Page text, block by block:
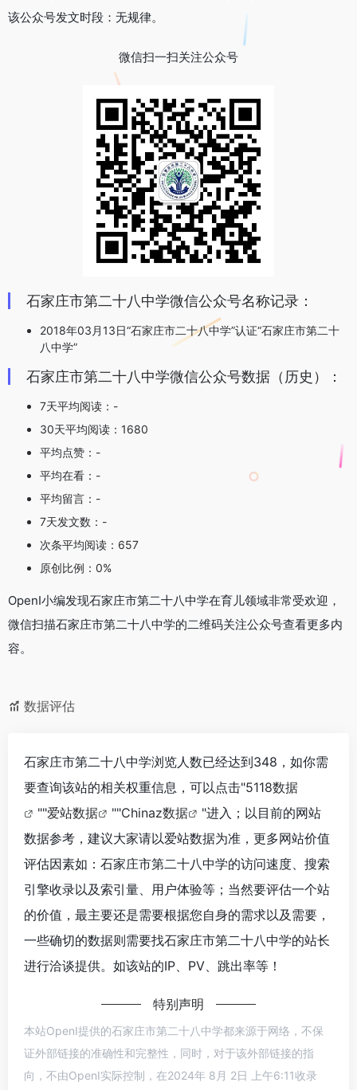
该公众号发文时段：无规律。
微信扫一扫关注公众号
石家庄市第二十八中学微信公众号名称记录：
2018年03月13日“石家庄市二十八中学”认证“石家庄市第二十
八中学”
石家庄市第二十八中学微信公众号数据（历史）：
7天平均阅读：-
30天平均阅读：1680
平均点赞：-
平均在看：-
平均留言：-
7天发文数：-
次条平均阅读：657
原创比例：0%
OpenI小编发现石家庄市第二十八中学在育儿领域非常受欢迎，
微信扫描石家庄市第二十八中学的二维码关注公众号查看更多内
容。
数据评估
石家庄市第二十八中学浏览人数已经达到348，如你需
要查询该站的相关权重信息，可以点击"5118数据
""爱站数据 ""Chinaz数据
"进入；以目前的网站
数据参考，建议大家请以爱站数据为准，更多网站价值
评估因素如：石家庄市第二十八中学的访问速度、搜索
引擎收录以及索引量、用户体验等；当然要评估一个站
的价值，最主要还是需要根据您自身的需求以及需要，
一些确切的数据则需要找石家庄市第二十八中学的站长
进行洽谈提供。如该站的IP、PV、跳出率等！
特别声明
本站OpenI提供的石家庄市第二十八中学都来源于网络，不保
证外部链接的准确性和完整性，同时，对于该外部链接的指
向，不由OpenI实际控制，在2024年 8月 2日 上午6:11收录